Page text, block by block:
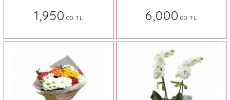
1,950.00 TL 6,000.00 TL